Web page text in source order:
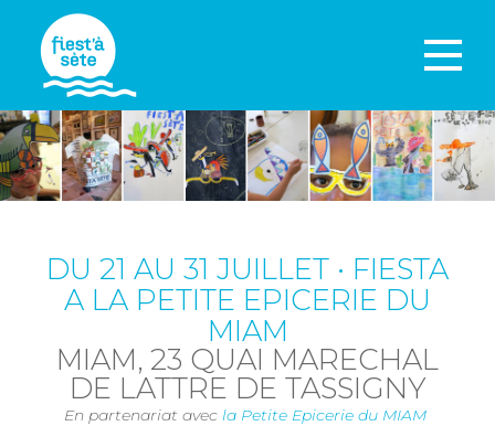
DU 21 AU 31 JUILLET • FIESTA
A LA PETITE EPICERIE DU
MIAM
MIAM, 23 QUAI MARECHAL
DE LATTRE DE TASSIGNY
En partenariat avec la Petite Epicerie du MIAM